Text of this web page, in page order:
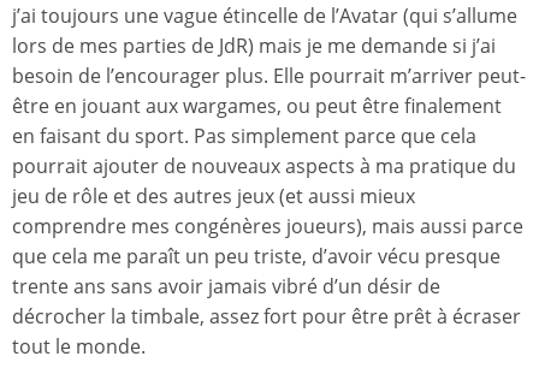
j’ai toujours une vague étincelle de l’Avatar (qui s’allume
lors de mes parties de JdR) mais je me demande si j’ai
besoin de l’encourager plus. Elle pourrait m’arriver peut-
être en jouant aux wargames, ou peut être finalement
en faisant du sport. Pas simplement parce que cela
pourrait ajouter de nouveaux aspects à ma pratique du
jeu de rôle et des autres jeux (et aussi mieux
comprendre mes congénères joueurs), mais aussi parce
que cela me paraît un peu triste, d’avoir vécu presque
trente ans sans avoir jamais vibré d’un désir de
décrocher la timbale, assez fort pour être prêt à écraser
tout le monde.